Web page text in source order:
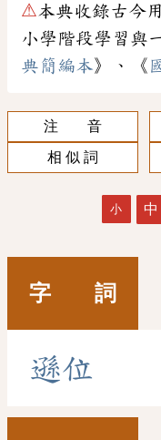
⚠本典收錄古今
小學階段學習與
典簡編本》、《
注 音
相 似 詞
小 中
字 詞
遜位